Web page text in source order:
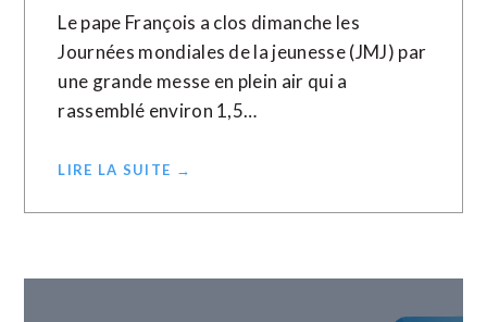
Le pape François a clos dimanche les
Journées mondiales de la jeunesse (JMJ) par
une grande messe en plein air qui a
rassemblé environ 1,5…
LIRE LA SUITE →